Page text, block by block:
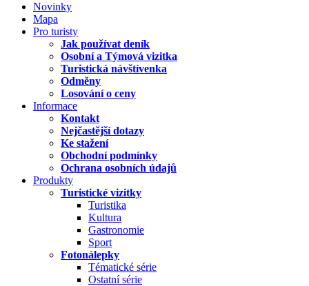
Novinky
Mapa
Pro turisty
Jak používat deník
Osobní a Týmová vizitka
Turistická návštívenka
Odměny
Losování o ceny
Informace
Kontakt
Nejčastější dotazy
Ke stažení
Obchodní podmínky
Ochrana osobních údajů
Produkty
Turistické vizitky
Turistika
Kultura
Gastronomie
Sport
Fotonálepky
Tématické série
Ostatní série